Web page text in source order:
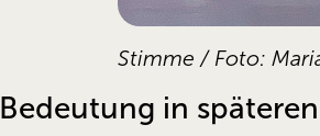
Stimme / Foto:
Bedeutung in